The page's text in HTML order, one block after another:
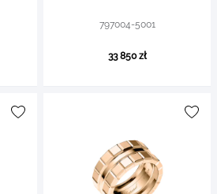
797004-5001
33 850 zł